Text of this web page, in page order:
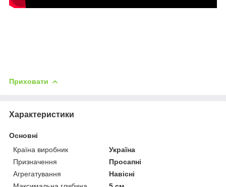
Приховати
Характеристики
Основні
Країна виробник
Україна
Призначення
Просапні
Агрегатування
Навісні